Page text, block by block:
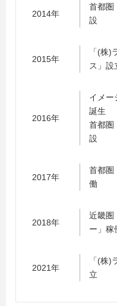
2014年
首都圏
設
2015年
「(株
ス」設
2016年
イメー
誕生
首都圏
設
2017年
首都圏
働
2018年
近畿圏
ー」稼
2021年
「(株
立